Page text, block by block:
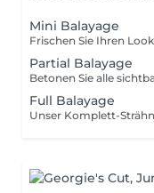
Mini Balayage
Partial Balayage
Full Balayage